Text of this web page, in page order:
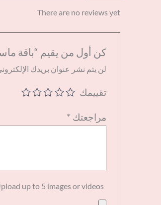
There are no reviews yet
كن أول من يقيم “باقة
لن يتم نشر عنوان بريدك
تقييمك
مراجعتك *
up to 5 images or videos